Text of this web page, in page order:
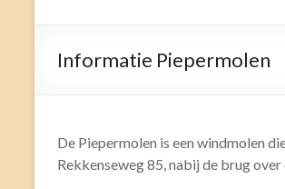
Informatie Piepermolen
De Piepermolen is een windmolen
Rekkenseweg 85, nabij de brug over